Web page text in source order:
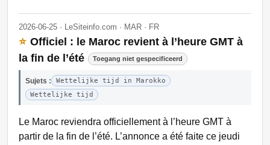
2026-06-25 · LeSiteinfo.com · MAR · FR
⭐ Officiel : le Maroc revient à l’heure GMT à
la fin de l’été
Toegang niet gespecificeerd
Sujets :
Wettelijke tijd in Marokko
Wettelijke tijd
Le Maroc reviendra officiellement à l’heure GMT à
partir de la fin de l’été. L’annonce a été faite ce jeudi